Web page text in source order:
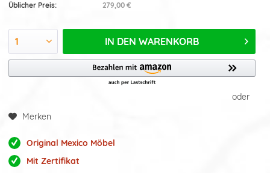
Üblicher Preis:
279,00 €
IN DEN WARENKORB
oder
Merken
Original Mexico Möbel
Mit Zertifikat